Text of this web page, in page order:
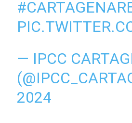
— IPCC
2024